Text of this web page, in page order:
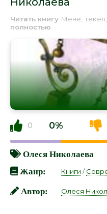
Читать книгу Мене,
полностью
0 0%
Олеся Николаева
Жанр:
Книги /
Автор: Олеся